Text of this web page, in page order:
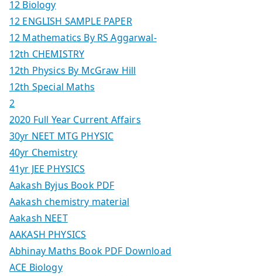
12 Biology
12 ENGLISH SAMPLE PAPER
12 Mathematics By RS Aggarwal-
12th CHEMISTRY
12th Physics By McGraw Hill
12th Special Maths
2
2020 Full Year Current Affairs
30yr NEET MTG PHYSIC
40yr Chemistry
41yr JEE PHYSICS
Aakash Byjus Book PDF
Aakash chemistry material
Aakash NEET
AAKASH PHYSICS
Abhinay Maths Book PDF Download
ACE Biology